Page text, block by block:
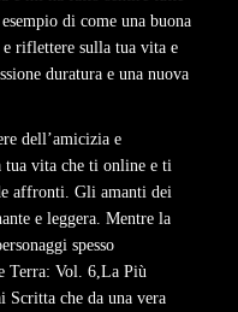
di come una buona
riflettere sulla tua vita e
duratura e una nuova
dell’amicizia e
tua vita che ti online e ti
affronti. Gli amanti dei
e leggera. Mentre la
spesso
Terra: Vol. 6,La Più
Scritta che da una vera